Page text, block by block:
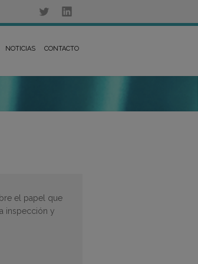
NOTICIAS CONTACTO
el papel que
inspección y